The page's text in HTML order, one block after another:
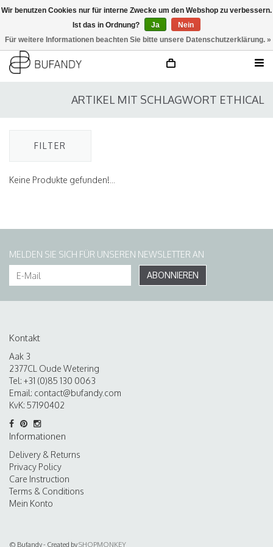
ARTIKEL MIT SCHLAGWORT ETHICAL
FILTER
Keine Produkte gefunden!...
MELDEN SIE SICH FÜR UNSEREN NEWSLETTER AN
ABONNIEREN
Kontakt
Aak 3
2377CL Oude Wetering
Tel: +31 (0)85 130 0063
Email: contact@bufandy.com
KvK: 57190402
Informationen
Delivery & Returns
Privacy Policy
Care Instruction
Terms & Conditions
Mein Konto
© Bufandy - Created bySHOPMONKEY
Wir benutzen Cookies nur für interne Zwecke um den Webshop zu verbessern.
Ist das in Ordnung?
Ja
Nein
Für weitere Informationen beachten Sie bitte unsere Datenschutzerklärung. »